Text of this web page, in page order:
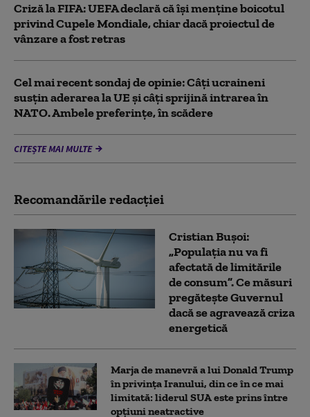
Criză la FIFA: UEFA declară că îşi menţine boicotul
privind Cupele Mondiale, chiar dacă proiectul de
vânzare a fost retras
Cel mai recent sondaj de opinie: Câți ucraineni
susțin aderarea la UE și câți sprijină intrarea în
NATO. Ambele preferințe, în scădere
CITEȘTE MAI MULTE
Recomandările redacţiei
Cristian Bușoi:
„Populația nu va fi
afectată de limitările
de consum”. Ce măsuri
pregătește Guvernul
dacă se agravează criza
energetică
Marja de manevră a lui Donald Trump
în privința Iranului, din ce în ce mai
limitată: liderul SUA este prins între
opțiuni neatractive